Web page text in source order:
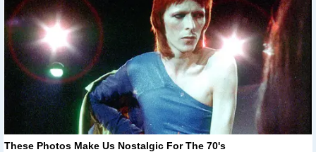
These Photos Make Us Nostalgic For The 70's